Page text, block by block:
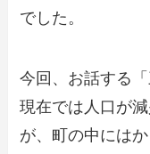
でした。
今回、お話する「
現在では人口が
が、町の中には